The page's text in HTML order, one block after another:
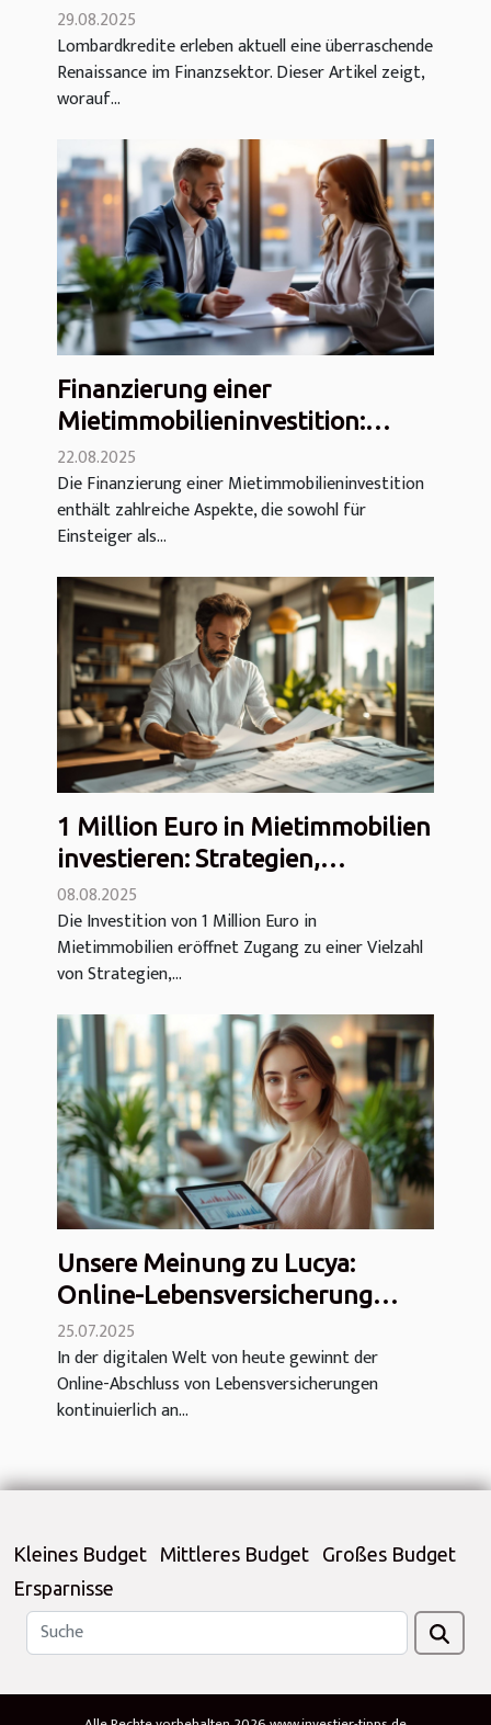
Wundermittel?
29.08.2025
Lombardkredite erleben aktuell eine überraschende
Renaissance im Finanzsektor. Dieser Artikel zeigt,
worauf...
Finanzierung einer
Mietimmobilieninvestition:
Makler, Verschuldung,
Unterlagen
22.08.2025
Die Finanzierung einer Mietimmobilieninvestition
enthält zahlreiche Aspekte, die sowohl für
Einsteiger als...
1 Million Euro in Mietimmobilien
investieren: Strategien,
Hebelwirkung und zu
vermeidende Fallen
08.08.2025
Die Investition von 1 Million Euro in
Mietimmobilien eröffnet Zugang zu einer Vielzahl
von Strategien,...
Unsere Meinung zu Lucya:
Online-Lebensversicherung
exklusiv angeboten
25.07.2025
In der digitalen Welt von heute gewinnt der
Online-Abschluss von Lebensversicherungen
kontinuierlich an...
Kleines Budget Mittleres Budget
Großes Budget
Ersparnisse